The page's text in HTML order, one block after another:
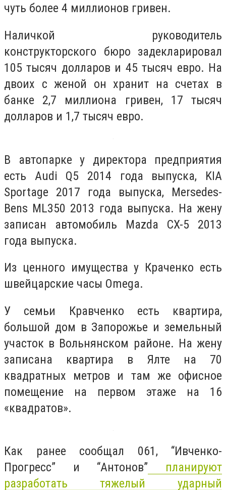
чуть более 4 миллионов гривен.
Наличкой руководитель
конструкторского бюро задекларировал
105 тысяч долларов и 45 тысяч евро. На
двоих с женой он хранит на счетах в
банке 2,7 миллиона гривен, 17 тысяч
долларов и 1,7 тысяч евро.
В автопарке у директора предприятия
есть Audi Q5 2014 года выпуска, KIA
Sportage 2017 года выпуска, Mersedes-
Bens ML350 2013 года выпуска. На жену
записан автомобиль Mazda CX-5 2013
года выпуска.
Из ценного имущества у Краченко есть
швейцарские часы Omega.
У семьи Кравченко есть квартира,
большой дом в Запорожье и земельный
участок в Вольнянском районе. На жену
записана квартира в Ялте на 70
квадратных метров и там же офисное
помещение на первом этаже на 16
«квадратов».
Как ранее сообщал 061, “Ивченко-
Прогресс” и “Антонов” планируют
разработать тяжелый ударный